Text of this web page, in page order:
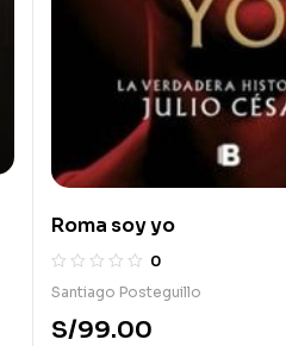
Roma soy yo
0
Santiago Posteguillo
S/99.00